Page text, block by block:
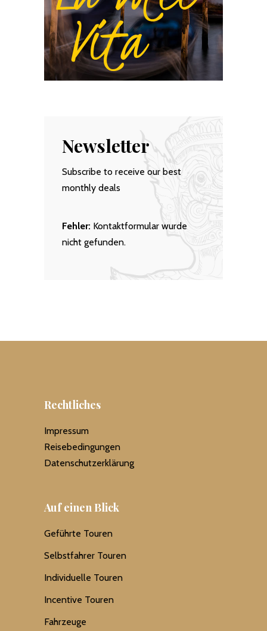
Newsletter
Subscribe to receive our best
monthly deals
Fehler: Kontaktformular wurde
nicht gefunden.
Rechtliches
Impressum
Reisebedingungen
Datenschutzerklärung
Auf einen Blick
Geführte Touren
Selbstfahrer Touren
Individuelle Touren
Incentive Touren
Fahrzeuge